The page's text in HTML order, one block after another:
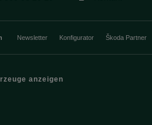
Newsletter Konfigurator Škoda Partner
anzeigen